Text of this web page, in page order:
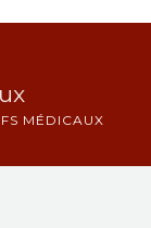
MÉDICAUX